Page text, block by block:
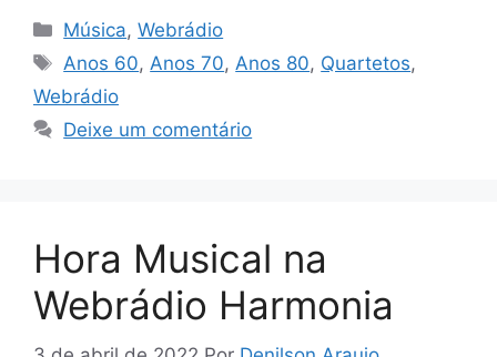
at
s
A
p
e
gr
a
m
s
s
n
c
e
o
er e g
Categorias
Música,Webrádio
Tags
Anos 60,Anos 70,Anos 80, Quartetos,
Webrádio
Deixe um comentário
Hora Musical na
Webrádio Harmonia